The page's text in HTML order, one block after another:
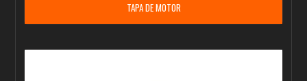
TAPA DE MOTOR